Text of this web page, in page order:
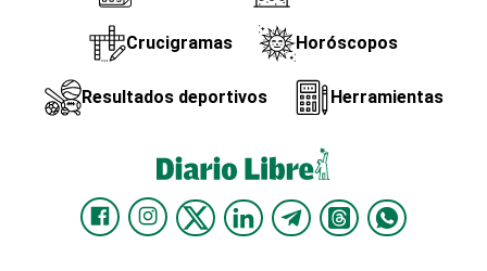
Crucigramas Horóscopos
Resultados deportivos Herramientas